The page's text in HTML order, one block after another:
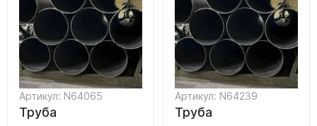
Артикул: N64065
Труба
Артикул: N64239
Труба